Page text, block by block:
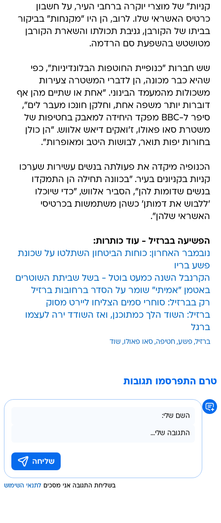
קניות" של מוצרי יוקרה ברחבי העיר, על חשבון
כרטיס האשראי שלו. לרוב, הן היו "מקנחות" בביקור
בביתו של הקורבן, גניבת תכולתו והשארת הקורבן
מטושטש בהשפעת סם הרדמה.
שש חברות "כנופיית החוטפות הבלונדיניות", כפי
שהיא כבר מכונה, הן לדברי המשטרה צעירות
משכולות מהמעמד הבינוני. "אחת או שתיים מהן אף
דוברות יותר משפה אחת, וחלקן חונכו מעבר לים",
סיפר ל-BBC מפקד היחידה למאבק בחטיפות של
משטרת סאו פאולו, ז'ואקים דיאש אלווש. "הן כולן
בחורות יפות תואר, לבושות היטב ומאופרות".
הכנופיה מיקדה את פעולתה בנשים עשירות שערכו
קניות בקניונים בעיר. "בכוונה תחילה הן התמקדו
בנשים שדומות להן", הסביר אלווש, "כדי שיוכלו
'ללבוש את דמותן' כשהן משתמשות בכרטיסי
האשראי שלהן".
הפשיעה בברזיל - עוד כותרות:
נובמבר האחרון: כוחות הביטחון השתלטו על שכונת
פשע בריו
הקרנבל השנה כמעט בוטל - בשל שביתת השוטרים
באטמן "אמיתי" שומר על הסדר ברחובות ברזיל
רק בברזיל: סוחרי סמים הצליחו ליירט מסוק
ברזיל: השוד הלך כמתוכנן, ואז השודד ירה לעצמו
ברגל
ברזיל פשע חטיפה סאו פאולו שוד
טרם התפרסמו תגובות
בשליחת התגובה אני מסכים לתנאי השימוש